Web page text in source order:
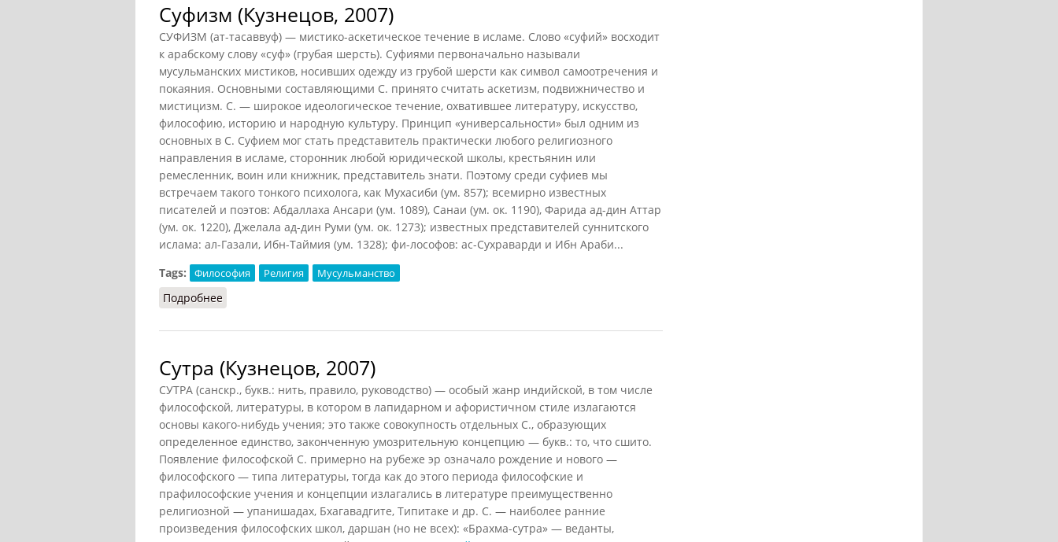
Суфизм (Кузнецов, 2007)
СУФИЗМ (ат-тасаввуф) — мистико-аскетическое течение в исламе. Слово «суфий» восходит
к арабскому слову «суф» (грубая шерсть). Суфиями первоначально называли
мусульманских мистиков, носивших одежду из грубой шерсти как символ самоотречения и
покаяния. Основными составляющими С. принято считать аскетизм, подвижничество и
мистицизм. С. — широкое идеологическое течение, охватившее литературу, искусство,
философию, историю и народную культуру. Принцип «универсальности» был одним из
основных в С. Суфием мог стать представитель практически любого религиозного
направления в исламе, сторонник любой юридической школы, крестьянин или
ремесленник, воин или книжник, представитель знати. Поэтому среди суфиев мы
встречаем такого тонкого психолога, как Мухасиби (ум. 857); всемирно известных
писателей и поэтов: Абдаллаха Ансари (ум. 1089), Санаи (ум. ок. 1190), Фарида ад-дин Аттар
(ум. ок. 1220), Джелала ад-дин Руми (ум. ок. 1273); известных представителей суннитского
ислама: ал-Газали, Ибн-Таймия (ум. 1328); фи-лософов: ас-Сухраварди и Ибн Араби...
Tags:
Философия Религия Мусульманство
Подробнее
Сутра (Кузнецов, 2007)
СУТРА (санскр., букв.: нить, правило, руководство) — особый жанр индийской, в том числе
философской, литературы, в котором в лапидарном и афористичном стиле излагаются
основы какого-нибудь учения; это также совокупность отдельных С., образующих
определенное единство, законченную умозрительную концепцию — букв.: то, что сшито.
Появление философской С. примерно на рубеже эр означало рождение и нового —
философского — типа литературы, тогда как до этого периода философские и
прафилософские учения и концепции излагались в литературе преимущественно
религиозной — упанишадах, Бхагавадгите, Типитаке и др. С. — наиболее ранние
произведения философских школ, даршан (но не всех): «Брахма-сутра» — веданты,